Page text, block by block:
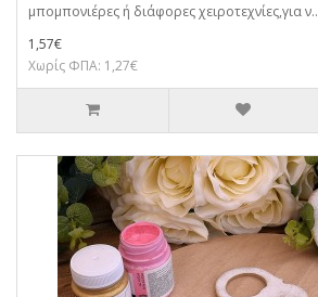
μπομπονιέρες ή διάφορες χειροτεχνίες,για ν..
1,57€
Χωρίς ΦΠΑ: 1,27€